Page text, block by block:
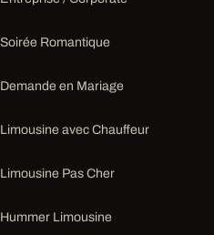
Soirée Romantique
Demande en Mariage
Limousine avec Chauffeur
Limousine Pas Cher
Hummer Limousine